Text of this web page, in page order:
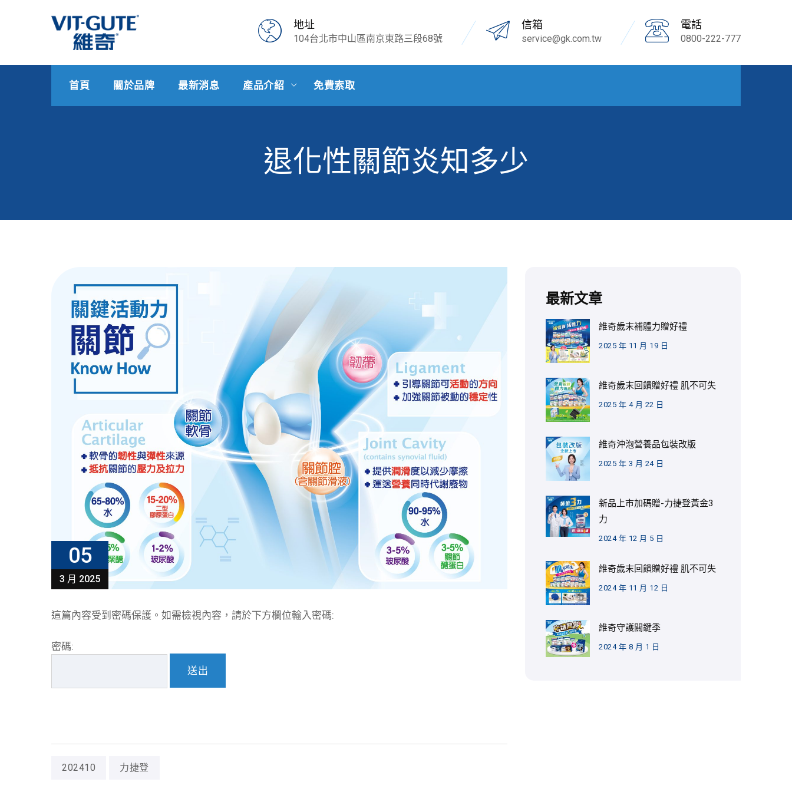
地址
104台北市中山區南京東路三段68號
信箱
service@gk.com.tw
電話
0800-222-777
首頁 關於品牌 最新消息 產品介紹 免費索取
退化性關節炎知多少
05
3 月 2025
這篇內容受到密碼保護。如需檢視內容，請於下方欄位輸入密碼:
密碼:
202410 力捷登
最新文章
維奇歲末補體力贈好禮
2025 年 11 月 19 日
維奇歲末回饋贈好禮 肌不可失
2025 年 4 月 22 日
維奇沖泡營養品包裝改版
2025 年 3 月 24 日
新品上市加碼贈-力捷登黃金3
力
2024 年 12 月 5 日
維奇歲末回饋贈好禮 肌不可失
2024 年 11 月 12 日
維奇守護關鍵季
2024 年 8 月 1 日